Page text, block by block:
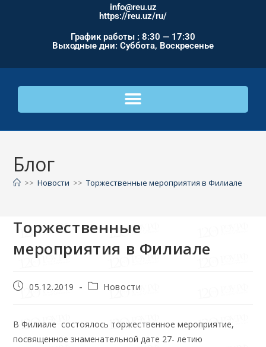
info@reu.uz
https://reu.uz/ru/
График работы : 8:30 — 17:30
Выходные дни: Суббота, Воскресенье
Блог
>> Новости >> Торжественные мероприятия в Филиале
Торжественные
мероприятия в Филиале
05.12.2019 Новости
В Филиале состоялось торжественное мероприятие,
посвященное знаменательной дате 27- летию